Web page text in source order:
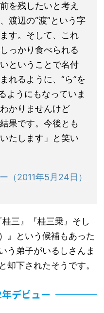
を残したいと考え
渡辺の“渡”という字
す。そして、これ
っかり食べられる
ということで名付
れるように、“ら”を
ようにもなっていま
かりませんけど
果です。今後とも
たします」と笑い
（2011年5月24日）
三』『桂三乗』そし
』という候補もあった
う弟子がいるしさんま
却下されたそうです。
デビュー